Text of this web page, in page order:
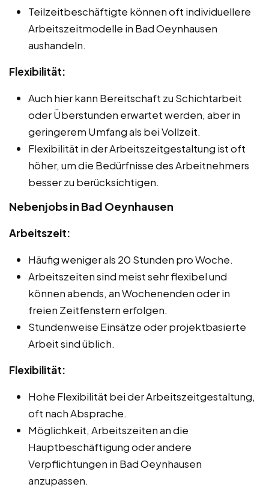
Teilzeitbeschäftigte können oft individuellere
Arbeitszeitmodelle in Bad Oeynhausen
aushandeln.
Flexibilität:
Auch hier kann Bereitschaft zu Schichtarbeit
oder Überstunden erwartet werden, aber in
geringerem Umfang als bei Vollzeit.
Flexibilität in der Arbeitszeitgestaltung ist oft
höher, um die Bedürfnisse des Arbeitnehmers
besser zu berücksichtigen.
Nebenjobs in Bad Oeynhausen
Arbeitszeit:
Häufig weniger als 20 Stunden pro Woche.
Arbeitszeiten sind meist sehr flexibel und
können abends, an Wochenenden oder in
freien Zeitfenstern erfolgen.
Stundenweise Einsätze oder projektbasierte
Arbeit sind üblich.
Flexibilität:
Hohe Flexibilität bei der Arbeitszeitgestaltung,
oft nach Absprache.
Möglichkeit, Arbeitszeiten an die
Hauptbeschäftigung oder andere
Verpflichtungen in Bad Oeynhausen
anzupassen.